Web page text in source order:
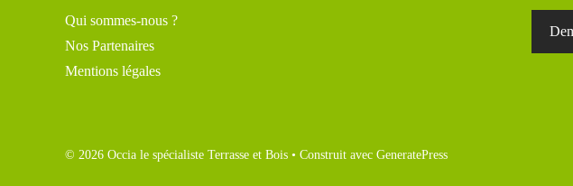
Qui sommes-nous ?
Nos Partenaires
Mentions légales
© 2026 Occia le spécialiste Terrasse et Bois • Construit avec GeneratePress